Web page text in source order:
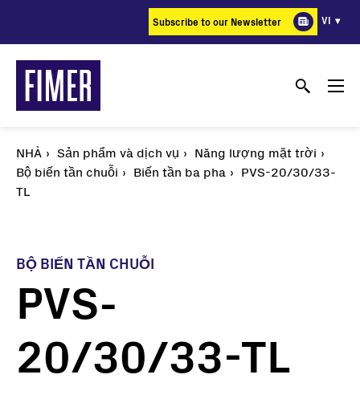
dung
Subscribe to our Newsletter VI
NHÀ Sản phẩm và dịch vụ
Năng lượng mặt trời
Bộ biến tần chuỗi
Biến tần ba pha
PVS-20/30/33-
TL
BỘ BIẾN TẦN CHUỖI
PVS-
20/30/33-TL